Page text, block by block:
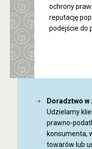
ochrony
reputację
podejście do
Doradztwo
Udzielamy
prawno-
konsumenta,
towarów lub